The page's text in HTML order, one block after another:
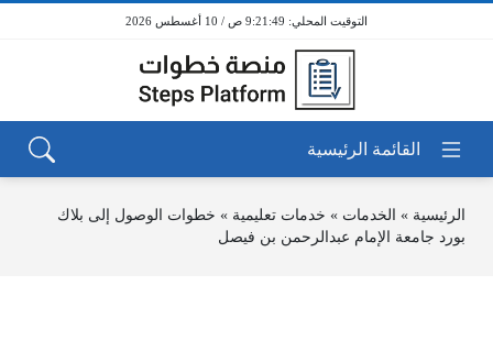
9:21:49 ص / 10 أغسطس 2026
الرئيسية » الخدمات » خدمات تعليمية » خطوات الوصول إلى بلاك
بورد جامعة الإمام عبدالرحمن بن فيصل